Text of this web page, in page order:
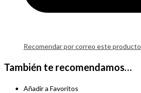
Recomendar por correo este producto
También te recomendamos…
Añadir a Favoritos